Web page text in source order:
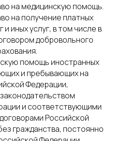
на медицинскую помощь.
на получение платных
и иных услуг, в том числе в
добровольного
помощь иностранных
и пребывающих на
Федерации,
и соответствующими
Российской
гражданства, постоянно